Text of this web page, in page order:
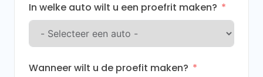
In welke auto wilt u een proefrit maken?
Wanneer wilt u de proefit maken?